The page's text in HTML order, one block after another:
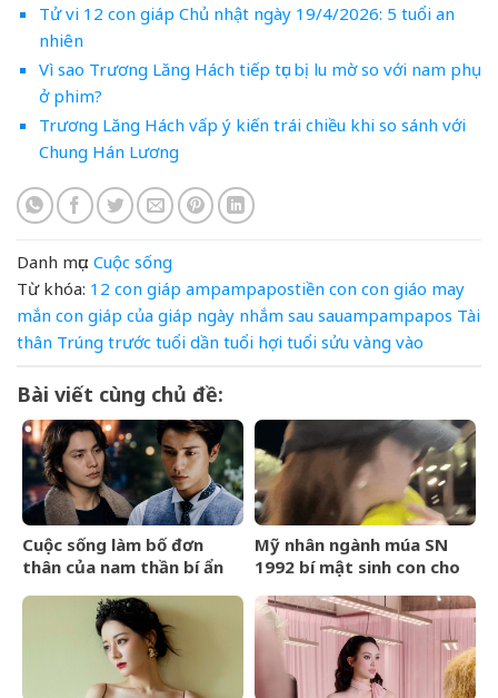
Tử vi 12 con giáp Chủ nhật ngày 19/4/2026: 5 tuổi an
nhiên
Vì sao Trương Lăng Hách tiếp tục bị lu mờ so với nam phụ
ở phim?
Trương Lăng Hách vấp ý kiến trái chiều khi so sánh với
Chung Hán Lương
Danh mục: Cuộc sống
Từ khóa: 12 con giáp ampampapostiền con con giáo may
mắn con giáp của giáp ngày nhắm sau sauampampapos Tài
thân Trúng trước tuổi dần tuổi hợi tuổi sửu vàng vào
Bài viết cùng chủ đề:
Cuộc sống làm bố đơn
thân của nam thần bí ẩn
Mỹ nhân ngành múa SN
1992 bí mật sinh con cho
gây choáng ngợp